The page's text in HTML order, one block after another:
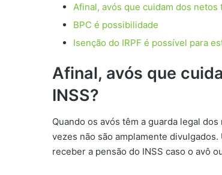
Afinal, avós que cuidam dos netos
BPC é possibilidade
Isenção do IRPF é possível para
Afinal, avós que
INSS?
Quando os avós têm a guarda legal
vezes não são amplamente
receber a pensão do INSS caso o avô